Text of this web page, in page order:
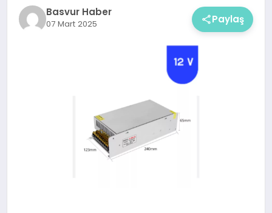
Basvur Haber
07 Mart 2025 Paylaş